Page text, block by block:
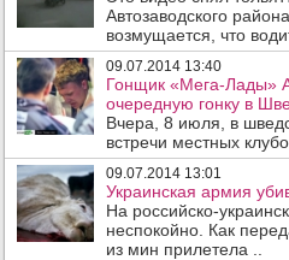
Автозаводского
возмущается, что
09.07.2014 13:40
Гонщик «Мега-Лады»
очередную гонку в
Вчера, 8 июля, в
встречи местных
09.07.2014 13:01
Украинская армия
На российско-
неспокойно. Как
из мин прилетела ..